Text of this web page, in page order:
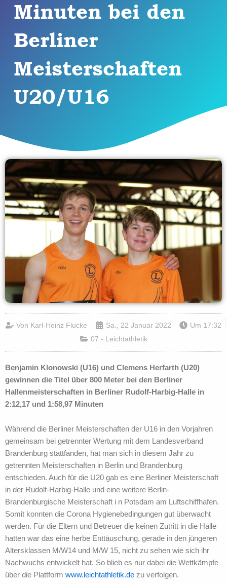
Minuten bei den
Berliner
Meisterschaften
U20/U16
Von Karl-Heinz Flucke Sa., 22 Januar 2022 Um 17:32
07 - Leichtathletik
Benjamin Klonowski (U16) und Clemens Herfarth (U20)
gewinnen die Titel über 800 Meter bei den Berliner
Hallenmeisterschaften in Berliner Rudolf-Harbig-Halle in
2:12,17 und 1:58,97 Minuten
Während die Berliner Meisterschaften der U16 in den Vorjahren
gemeinsam bei getrennter Wertung mit dem Landesverband
Brandenburg stattfanden, hat man sich in diesem Jahr zu
getrennten Meisterschaften in Berlin und Brandenburg
entschieden. Auch für die U20 gab es eine Berliner Meisterschaft
in der Rudolf-Harbig-Halle und eine weitere Berlin-
Brandenburgische Meisterschaft i n Potsdam am Luftschiffhafen.
Somit konnten die Corona Hygienebedingungen gut überwacht
werden. Für die Eltern und Betreuer die keinen Zutritt in die Halle
hatten war das eine herbe Enttäuschung, gerade in den jüngeren
Altersklassen M/W14 und M/W 15, nicht zu sehen wie sich ihr
Nachwuchs entwickelt hat. So blieb es nur dabei die Wettkämpfe
über die Plattform www.leichtathletik.de zu verfolgen.